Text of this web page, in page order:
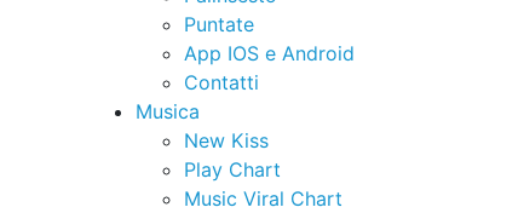
Puntate
App IOS e Android
Contatti
Musica
New Kiss
Play Chart
Music Viral Chart